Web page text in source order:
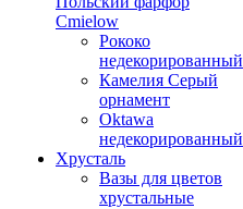
Сmielow
Рококо
недекорированный
Камелия Серый
орнамент
Oktawa
недекорированный
Хрусталь
Вазы для цветов
хрустальные